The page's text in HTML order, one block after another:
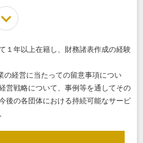
１年以上在籍し、財務諸表作成の経験
経営に当たっての留意事項につい
営戦略について、事例等を通してその
後の各団体における持続可能なサービ